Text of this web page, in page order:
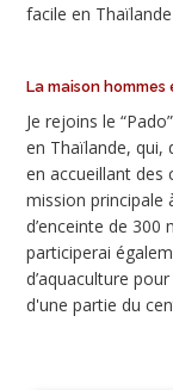
facile en
La maison
Je rejoins le
en Thaïlande, qui,
en accueillant des
mission principale
d’enceinte de
participerai
d’aquaculture
d'une partie du